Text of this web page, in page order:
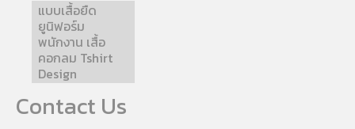
แบบเสื้อยืด
ยูนิฟอร์ม
พนักงาน เสื้อ
คอกลม Tshirt
Design
Contact Us